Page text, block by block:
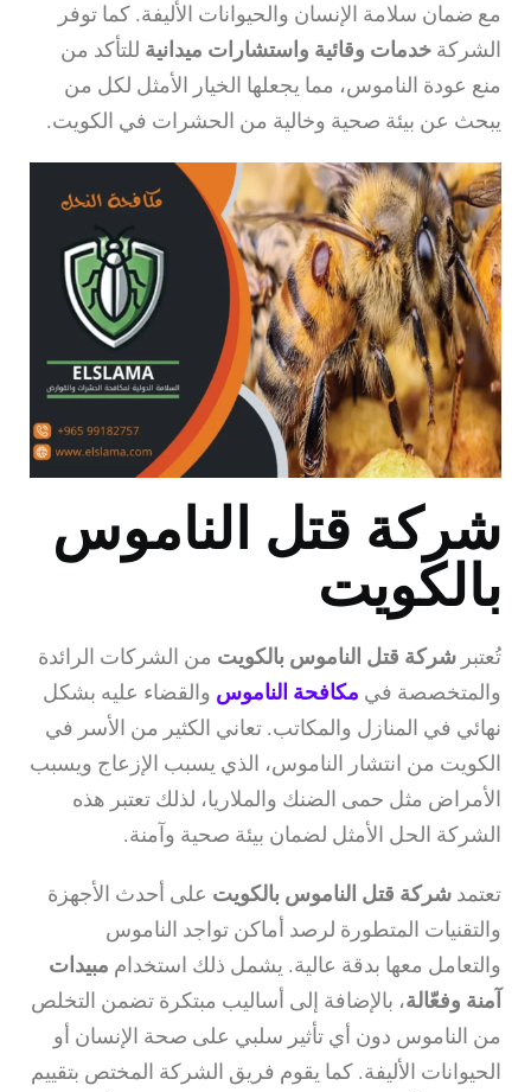
مع ضمان سلامة الإنسان والحيوانات الأليفة. كما توفر
الشركة خدمات وقائية واستشارات ميدانية للتأكد من
منع عودة الناموس، مما يجعلها الخيار الأمثل لكل من
يبحث عن بيئة صحية وخالية من الحشرات في الكويت.
شركة قتل الناموس
بالكويت
تُعتبر شركة قتل الناموس بالكويت من الشركات الرائدة
والمتخصصة في مكافحة الناموس والقضاء عليه بشكل
نهائي في المنازل والمكاتب. تعاني الكثير من الأسر في
الكويت من انتشار الناموس، الذي يسبب الإزعاج ويسبب
الأمراض مثل حمى الضنك والملاريا، لذلك تعتبر هذه
الشركة الحل الأمثل لضمان بيئة صحية وآمنة.
تعتمد شركة قتل الناموس بالكويت على أحدث الأجهزة
والتقنيات المتطورة لرصد أماكن تواجد الناموس
والتعامل معها بدقة عالية. يشمل ذلك استخدام مبيدات
آمنة وفعّالة، بالإضافة إلى أساليب مبتكرة تضمن التخلص
من الناموس دون أي تأثير سلبي على صحة الإنسان أو
الحيوانات الأليفة. كما يقوم فريق الشركة المختص بتقييم